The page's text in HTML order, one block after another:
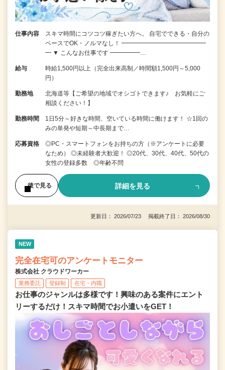
仕事内容
スキマ時間にコツコツ稼ぎたい方へ。 自宅でできる・自分の
ペースでOK・ノルマなし！ ━━━━━━━━━━━━━━
━ ▼ こんなお仕事です ━━━━━…
給与
時給1,500円以上（完全出来高制／時間額1,500円～5,000
円）
勤務地
北海道等【ご希望の地域でオシゴトできます♪ お気軽にご
相談ください！】
勤務時間
1日5分～好きな時間、空いている時間に働けます！ ☆1回の
みの単発や短期～中長期まで…
応募資格
◎PC・スマートフォンをお持ちの方（※アンケートに必要
なため） ◎未経験者大歓迎！ ◎20代、30代、40代、50代の
女性の登録多数 ◎年齢不問
後で見る 詳細を見る
更新日： 2026/07/23 掲載終了日： 2026/08/30
NEW
完全在宅可のアンケートモニター
株式会社 クラウドワーカー
業務委託 登録制 在宅・内職
お仕事のジャンルは多様です！興味のある案件にエント
リーするだけ！スキマ時間でお小遣いをGET！